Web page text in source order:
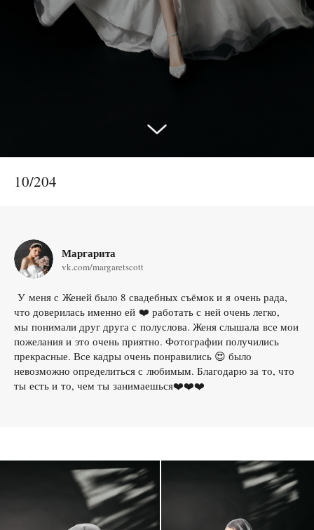
10/204
Маргарита
vk.com/margaretscott
У меня с Женей было 8 свадебных съёмок и я очень рада,
что доверилась именно ей ❤️ работать с ней очень легко,
мы понимали друг друга с полуслова. Женя слышала все мои
пожелания и это очень приятно. Фотографии получились
прекрасные. Все кадры очень понравились 😍 было
невозможно определиться с любимым. Благодарю за то, что
ты есть и то, чем ты занимаешься❤️❤️❤️